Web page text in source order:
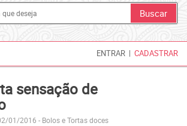
ENTRAR | CADASTRAR
sensação de
01/2016 - Bolos e Tortas doces